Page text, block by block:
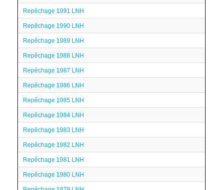
Repêchage 1991 LNH
Repêchage 1990 LNH
Repêchage 1989 LNH
Repêchage 1988 LNH
Repêchage 1987 LNH
Repêchage 1986 LNH
Repêchage 1985 LNH
Repêchage 1984 LNH
Repêchage 1983 LNH
Repêchage 1982 LNH
Repêchage 1981 LNH
Repêchage 1980 LNH